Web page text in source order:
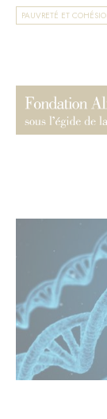
PAUVRETÉ ET